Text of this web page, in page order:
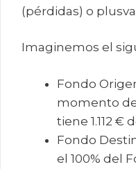
(pérdidas) o
Imaginemos el
Fondo
momento
tiene 1.112 €
Fondo
el 100% del